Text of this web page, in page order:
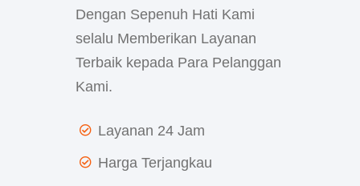
Dengan Sepenuh Hati Kami
selalu Memberikan Layanan
Terbaik kepada Para Pelanggan
Kami.
Layanan 24 Jam
Harga Terjangkau